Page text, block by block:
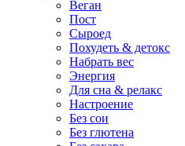
Веган
Пост
Сыроед
Похудеть & детокс
Набрать вес
Энергия
Для сна & релакс
Настроение
Без сои
Без глютена